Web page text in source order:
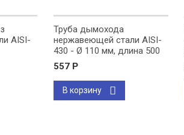
AISI-
Труба дымохода
нержавеющей стали AISI-
430 - Ø 110 мм, длина 500
мм
557 Р
В корзину